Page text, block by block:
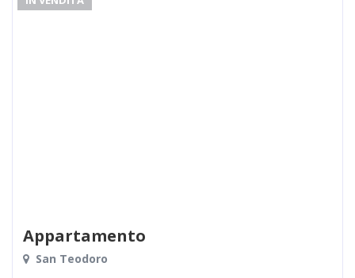
Appartamento
San Teodoro